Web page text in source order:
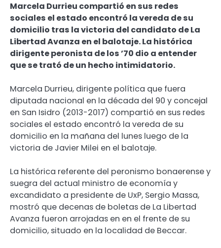
Marcela Durrieu compartió en sus redes
sociales el estado encontró la vereda de su
domicilio tras la victoria del candidato de La
Libertad Avanza en el balotaje. La histórica
dirigente peronista de los ’70 dio a entender
que se trató de un hecho intimidatorio.
Marcela Durrieu, dirigente política que fuera
diputada nacional en la década del 90 y concejal
en San Isidro (2013-2017) compartió en sus redes
sociales el estado encontró la vereda de su
domicilio en la mañana del lunes luego de la
victoria de Javier Milei en el balotaje.
La histórica referente del peronismo bonaerense y
suegra del actual ministro de economía y
excandidato a presidente de UxP, Sergio Massa,
mostró que decenas de boletas de La Libertad
Avanza fueron arrojadas en en el frente de su
domicilio, situado en la localidad de Beccar.